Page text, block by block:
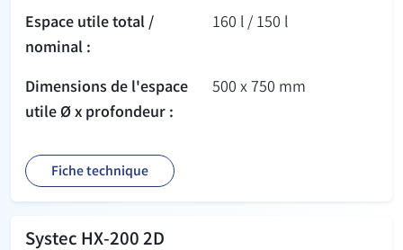
Espace utile total /
nominal :
160 l / 150 l
Dimensions de l'espace
utile Ø x profondeur :
500 x 750 mm
Fiche technique
Systec HX-200 2D